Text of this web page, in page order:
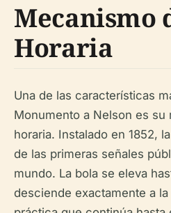
Mecanismo
Horaria
Una de las características
Monumento a Nelson es su
horaria. Instalado en 1852,
de las primeras señales
mundo. La bola se eleva
desciende exactamente a